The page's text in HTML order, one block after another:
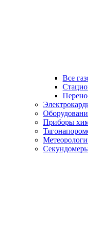
Все
Приборы